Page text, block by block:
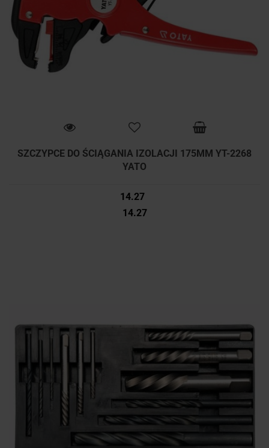
SZCZYPCE DO ŚCIĄGANIA IZOLACJI 175MM YT-2268
YATO
14.27
14.27